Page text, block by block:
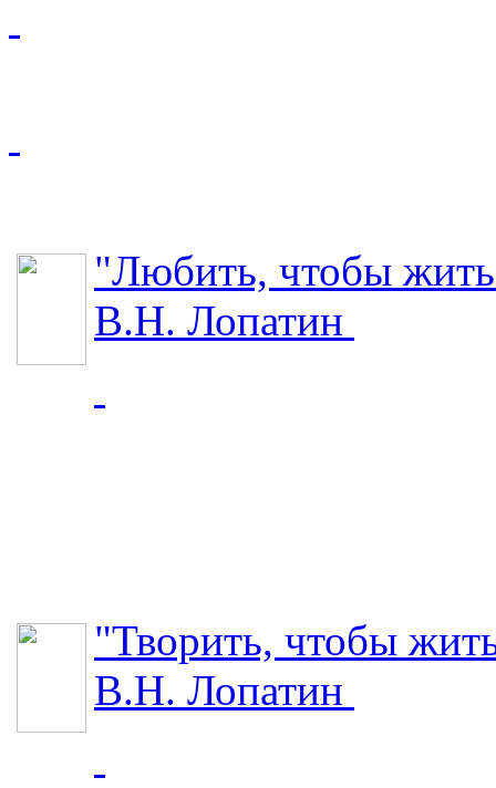
"Любить, чтобы
В.Н. Лопатин
"Творить, чтобы
В.Н. Лопатин